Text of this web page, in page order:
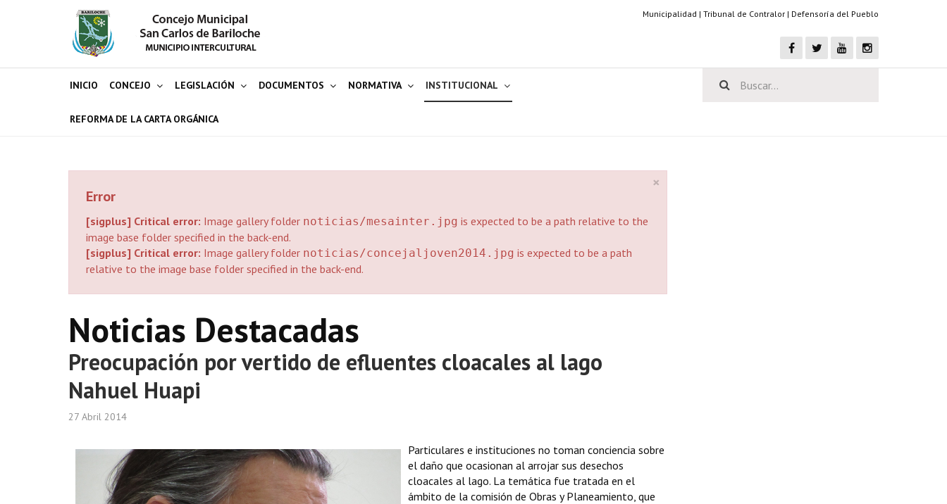
Municipalidad | Tribunal de Contralor | Defensoría del Pueblo
INICIO CONCEJO LEGISLACIÓN DOCUMENTOS NORMATIVA INSTITUCIONAL
REFORMA DE LA CARTA ORGÁNICA
×
Error
[sigplus] Critical error: Image gallery folder noticias/mesainter.jpg is expected to be a path relative to the
image base folder specified in the back-end.
[sigplus] Critical error: Image gallery folder noticias/concejaljoven2014.jpg is expected to be a path
relative to the image base folder specified in the back-end.
Noticias Destacadas
Preocupación por vertido de efluentes cloacales al lago
Nahuel Huapi
27 Abril 2014
Particulares e instituciones no toman conciencia sobre
el daño que ocasionan al arrojar sus desechos
cloacales al lago. La temática fue tratada en el
ámbito de la comisión de Obras y Planeamiento, que